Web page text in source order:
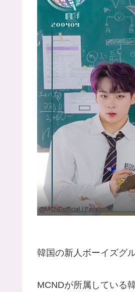
韓国の新人ボーイズグ
MCNDが所属している